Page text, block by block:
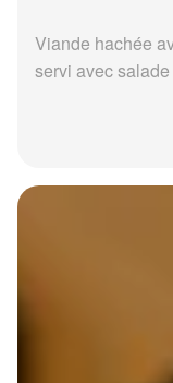
Viande hachée
servi avec